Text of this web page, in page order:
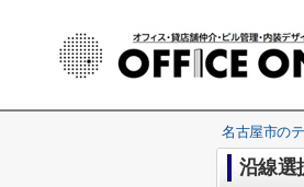
名古屋市の
沿線選